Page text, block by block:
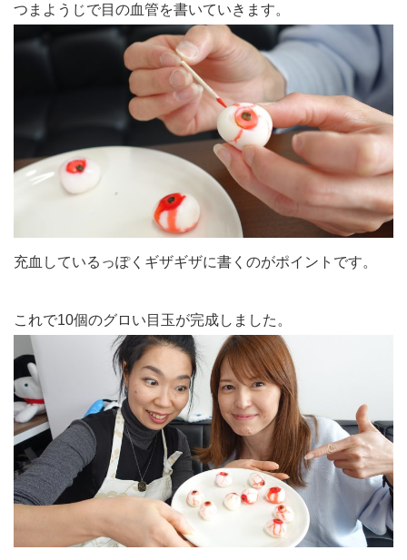
つまようじで目の血管を書いていきます。
充血しているっぽくギザギザに書くのがポイントです。
これで10個のグロい目玉が完成しました。